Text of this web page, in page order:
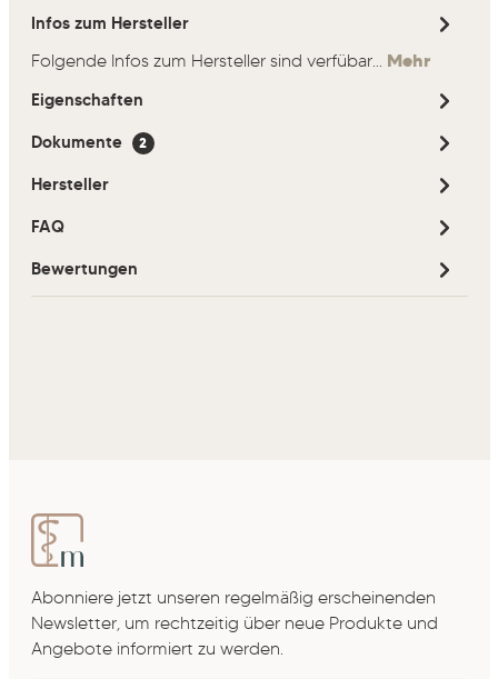
Infos zum Hersteller
Folgende Infos zum Hersteller sind verfübar... Mehr
Eigenschaften
Dokumente 2
Hersteller
FAQ
Bewertungen
Abonniere jetzt unseren regelmäßig erscheinenden
Newsletter, um rechtzeitig über neue Produkte und
Angebote informiert zu werden.